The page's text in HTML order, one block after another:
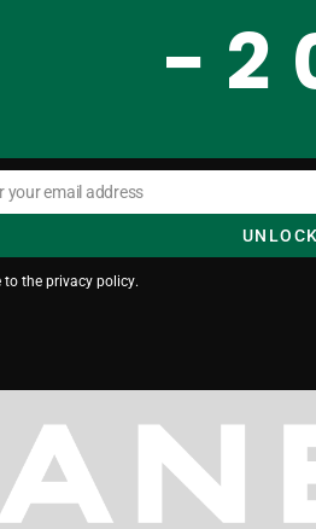
In den
your email address
to the privacy policy.